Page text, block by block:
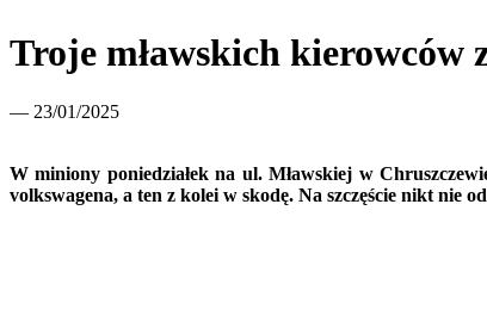
Troje mławskich kierowców
— 23/01/2025
W miniony poniedziałek na ul. Mławskiej w
volkswagena, a ten z kolei w skodę. Na szczęście nikt nie